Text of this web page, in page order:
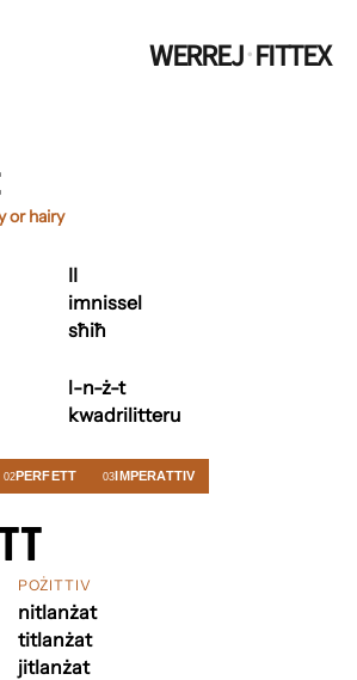
WERREJ·FITTEX
or hairy
II
imnissel
sħiħ
l-n-ż-t
kwadrilitteru
02PERFETT 03IMPERATTIV
POŻITTIV
nitlanżat
titlanżat
jitlanżat